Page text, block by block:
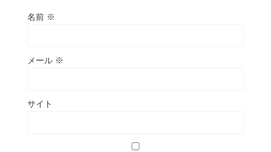
名前 ※
メール ※
サイト